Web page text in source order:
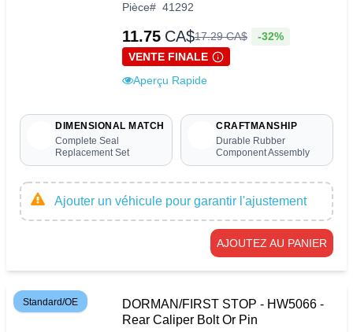
Pièce# 41292
11.75 CA$17.29CA$
-32%
VENTE FINALE
Aperçu Rapide
DIMENSIONAL MATCH
Complete Seal
Replacement Set
CRAFTMANSHIP
Durable Rubber
Component Assembly
Ajouter un véhicule pour garantir l'ajustement
AJOUTEZ AU PANIER
Standard/OE
DORMAN/FIRST STOP - HW5066 -
Rear Caliper Bolt Or Pin